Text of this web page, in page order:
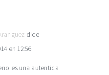
dice
en 12:56
es una autentica